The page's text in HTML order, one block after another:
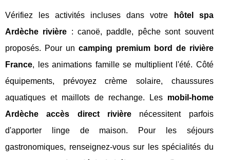
Vérifiez les activités incluses dans votre
hôtel spa
Ardèche rivière : canoë, paddle, pêche sont souvent
proposés. Pour un camping premium bord de rivière
France, les animations famille se multiplient l'été. Côté
équipements, prévoyez crème solaire, chaussures
aquatiques et maillots de rechange. Les mobil-home
Ardèche accès direct rivièrenécessitent parfois
d'apporter linge de maison. Pour les séjours
gastronomiques, renseignez-vous sur les spécialités du